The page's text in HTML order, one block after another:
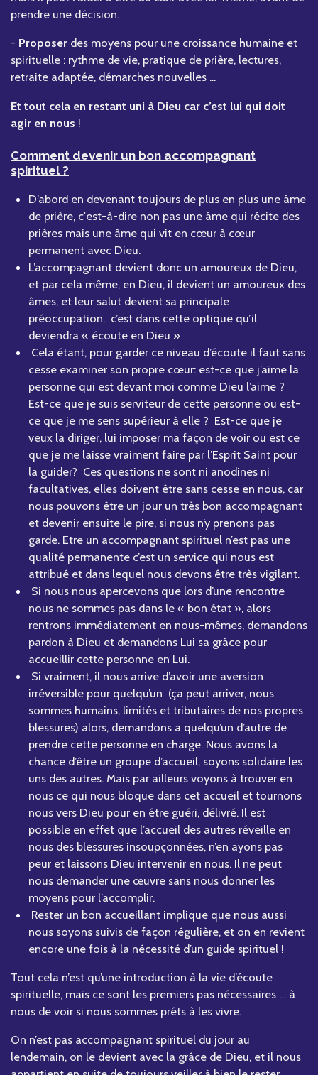
prendre une décision.
- Proposer des moyens pour une croissance humaine et
spirituelle : rythme de vie, pratique de prière, lectures,
retraite adaptée, démarches nouvelles ...
Et tout cela en restant uni à Dieu car c’est lui qui doit
agir en nous !
Comment devenir un bon accompagnant
spirituel ?
D’abord en devenant toujours de plus en plus une âme
de prière, c'est-à-dire non pas une âme qui récite des
prières mais une âme qui vit en cœur à cœur
permanent avec Dieu.
L’accompagnant devient donc un amoureux de Dieu,
et par cela même, en Dieu, il devient un amoureux des
âmes, et leur salut devient sa principale
préoccupation. c’est dans cette optique qu’il
deviendra « écoute en Dieu »
Cela étant, pour garder ce niveau d’écoute il faut sans
cesse examiner son propre cœur: est-ce que j’aime la
personne qui est devant moi comme Dieu l’aime ?
Est-ce que je suis serviteur de cette personne ou est-
ce que je me sens supérieur à elle ? Est-ce que je
veux la diriger, lui imposer ma façon de voir ou est ce
que je me laisse vraiment faire par l’Esprit Saint pour
la guider? Ces questions ne sont ni anodines ni
facultatives, elles doivent être sans cesse en nous, car
nous pouvons être un jour un très bon accompagnant
et devenir ensuite le pire, si nous n’y prenons pas
garde. Etre un accompagnant spirituel n’est pas une
qualité permanente c’est un service qui nous est
attribué et dans lequel nous devons être très vigilant.
Si nous nous apercevons que lors d’une rencontre
nous ne sommes pas dans le « bon état », alors
rentrons immédiatement en nous-mêmes, demandons
pardon à Dieu et demandons Lui sa grâce pour
accueillir cette personne en Lui.
Si vraiment, il nous arrive d’avoir une aversion
irréversible pour quelqu’un (ça peut arriver, nous
sommes humains, limités et tributaires de nos propres
blessures) alors, demandons a quelqu’un d’autre de
prendre cette personne en charge. Nous avons la
chance d’être un groupe d’accueil, soyons solidaire les
uns des autres. Mais par ailleurs voyons à trouver en
nous ce qui nous bloque dans cet accueil et tournons
nous vers Dieu pour en être guéri, délivré. Il est
possible en effet que l’accueil des autres réveille en
nous des blessures insoupçonnées, n’en ayons pas
peur et laissons Dieu intervenir en nous. Il ne peut
nous demander une œuvre sans nous donner les
moyens pour l’accomplir.
Rester un bon accueillant implique que nous aussi
nous soyons suivis de façon régulière, et on en revient
encore une fois à la nécessité d’un guide spirituel !
Tout cela n’est qu’une introduction à la vie d’écoute
spirituelle, mais ce sont les premiers pas nécessaires … à
nous de voir si nous sommes prêts à les vivre.
On n’est pas accompagnant spirituel du jour au
lendemain, on le devient avec la grâce de Dieu, et il nous